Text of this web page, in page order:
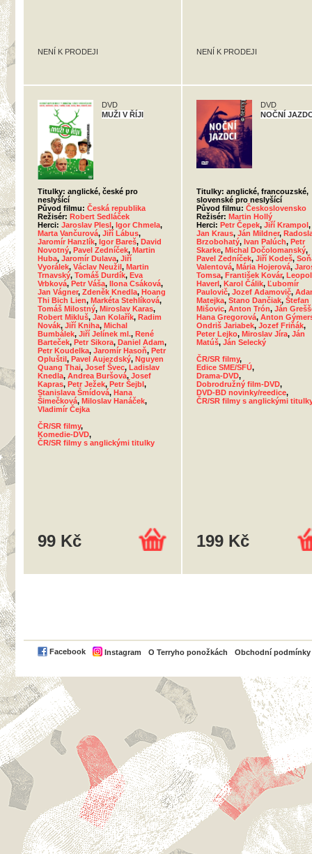
NENÍ K PRODEJI NENÍ K PRODEJI
DVD
MUŽI V ŘÍJI
Titulky: anglické, české pro
neslyšící
Původ filmu: Česká republika
Režisér: Robert Sedláček
Herci: Jaroslav Plesl, Igor Chmela,
Marta Vančurová, Jiří Lábus,
Jaromír Hanzlík, Igor Bareš, David
Novotný, Pavel Zedníček, Martin
Huba, Jaromír Dulava, Jiří
Vyorálek, Václav Neužil, Martin
Trnavský, Tomáš Durdík, Eva
Vrbková, Petr Váša, Ilona Csáková,
Jan Vágner, Zdeněk Knedla, Hoang
Thi Bich Lien, Markéta Stehlíková,
Tomáš Milostný, Miroslav Karas,
Robert Mikluš, Jan Kolařík, Radim
Novák, Jiří Kniha, Michal
Bumbálek, Jiří Jelínek ml., René
Barteček, Petr Sikora, Daniel Adam,
Petr Koudelka, Jaromír Hasoň, Petr
Opluštil, Pavel Aujezdský, Nguyen
Quang Thai, Josef Švec, Ladislav
Knedla, Andrea Buršová, Josef
Kapras, Petr Ježek, Petr Šejbl,
Stanislava Šmídová, Hana
Šimečková, Miloslav Hanáček,
Vladimír Čejka
ČR/SR filmy,
Komedie-DVD,
ČR/SR filmy s anglickými titulky
99 Kč
DVD
NOČNÍ
Titulky: anglické, francouzské,
slovenské pro neslyšící
Původ filmu: Československo
Režisér: Martin Hollý
Herci: Petr Čepek, Jiří Krampol,
Jan Kraus, Ján Mildner,
Brzobohatý, Ivan Palúch, Petr
Skarke, Michal Dočolomanský,
Pavel Zedníček, Jiří Kodeš,
Valentová, Mária Hojerová,
Tomsa, František Kovár,
Haverl, Karol Čálik, Ľubomír
Paulovič, Jozef Adamovič,
Matejka, Stano Dančiak, Štefan
Mišovic, Anton Trón, Ján
Hana Gregorová, Anton
Ondriš Jariabek, Jozef Friňák,
Peter Lejko, Miroslav Jíra, Ján
Matúš, Ján Selecký
ČR/SR filmy,
Edice SME/SFÚ,
Drama-DVD,
Dobrodružný film-DVD,
DVD-BD novinky/reedice,
ČR/SR filmy s anglickými
199 Kč
Facebook Instagram O Terryho ponožkách Obchodní podmínky
PayPal